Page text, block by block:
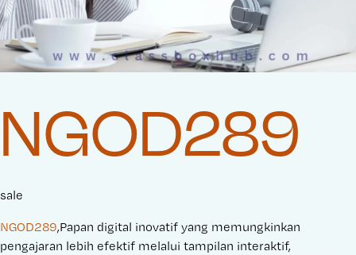
NGOD289
sale
NGOD289,Papan digital inovatif yang memungkinkan
pengajaran lebih efektif melalui tampilan interaktif,